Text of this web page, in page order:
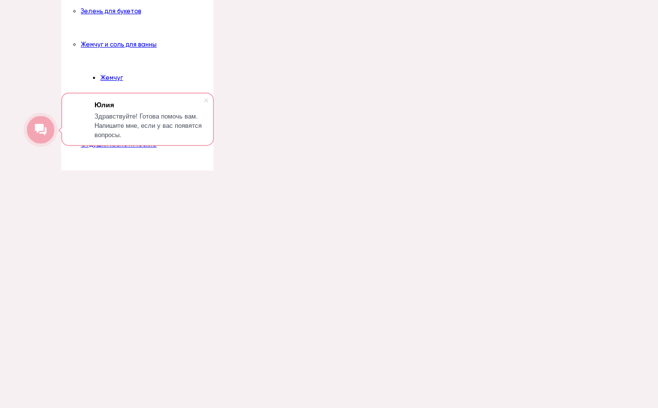
Юлия
Здравствуйте! Готова помочь вам.
Напишите мне, если у вас появятся
вопросы.
Зелень для букетов
Жемчуг и соль для ванны
Жемчуг
Отдушки косметические